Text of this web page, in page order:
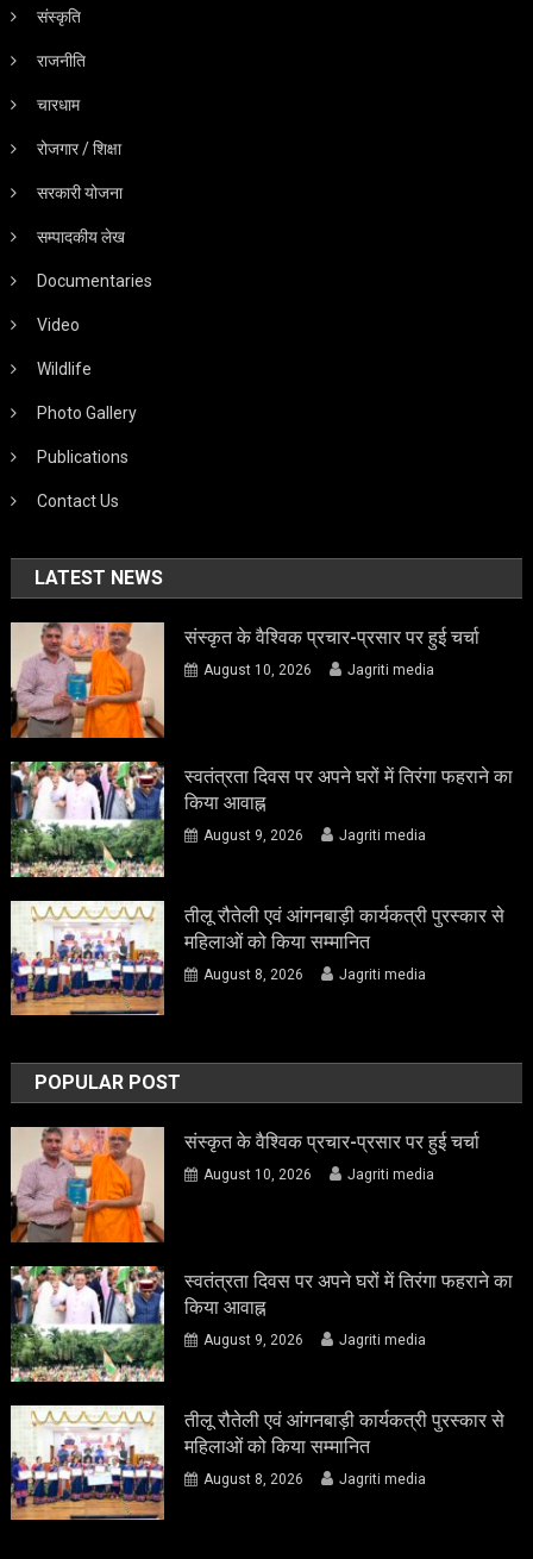
संस्कृति
राजनीति
चारधाम
रोजगार / शिक्षा
सरकारी योजना
सम्पादकीय लेख
Documentaries
Video
Wildlife
Photo Gallery
Publications
Contact Us
LATEST NEWS
संस्कृत के वैश्विक प्रचार-प्रसार पर हुई चर्चा
August 10, 2026 Jagriti media
स्वतंत्रता दिवस पर अपने घरों में तिरंगा फहराने का
किया आवाह्न
August 9, 2026 Jagriti media
तीलू रौतेली एवं आंगनबाड़ी कार्यकत्री पुरस्कार से
महिलाओं को किया सम्मानित
August 8, 2026 Jagriti media
POPULAR POST
संस्कृत के वैश्विक प्रचार-प्रसार पर हुई चर्चा
August 10, 2026 Jagriti media
स्वतंत्रता दिवस पर अपने घरों में तिरंगा फहराने का
किया आवाह्न
August 9, 2026 Jagriti media
तीलू रौतेली एवं आंगनबाड़ी कार्यकत्री पुरस्कार से
महिलाओं को किया सम्मानित
August 8, 2026 Jagriti media